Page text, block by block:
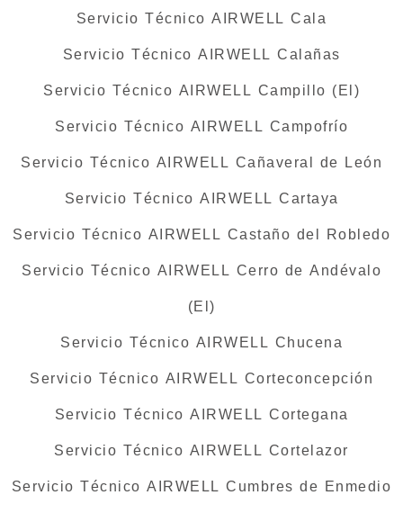
Servicio Técnico AIRWELL Cala
Servicio Técnico AIRWELL Calañas
Servicio Técnico AIRWELL Campillo (El)
Servicio Técnico AIRWELL Campofrío
Servicio Técnico AIRWELL Cañaveral de León
Servicio Técnico AIRWELL Cartaya
Servicio Técnico AIRWELL Castaño del Robledo
Servicio Técnico AIRWELL Cerro de Andévalo
(El)
Servicio Técnico AIRWELL Chucena
Servicio Técnico AIRWELL Corteconcepción
Servicio Técnico AIRWELL Cortegana
Servicio Técnico AIRWELL Cortelazor
Servicio Técnico AIRWELL Cumbres de Enmedio